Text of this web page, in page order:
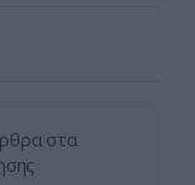
στα